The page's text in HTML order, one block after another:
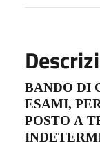
BANDO DI
ESAMI,
POSTO A